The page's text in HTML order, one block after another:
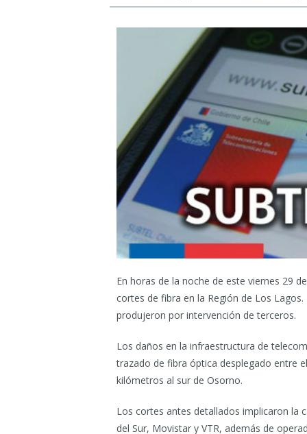
En horas de la noche de este viernes 29
cortes de fibra en la Región de Los
produjeron por intervención de terceros.
Los daños en la infraestructura de
trazado de fibra óptica desplegado entre
kilómetros al sur de Osorno.
Los cortes antes detallados implicaron la
del Sur, Movistar y VTR, además de